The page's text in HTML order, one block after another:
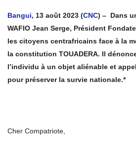
Bangui, 13 août 2023 (CNC) – Dans
WAFIO Jean Serge, Président
les citoyens centrafricains face à la
la constitution TOUADERA. Il
l’individu à un objet aliénable et
pour préserver la survie nationale.*
Cher Compatriote,